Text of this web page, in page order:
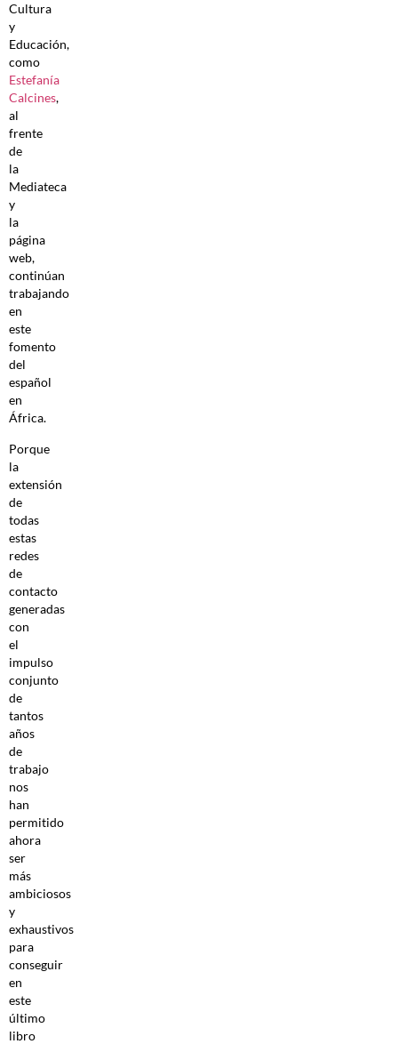
Cultura
y
Educación,
como
Estefanía
Calcines,
al
frente
de
la
Mediateca
y
la
página
web,
continúan
trabajando
en
este
fomento
del
español
en
África.
Porque
la
extensión
de
todas
estas
redes
de
contacto
generadas
con
el
impulso
conjunto
de
tantos
años
de
trabajo
nos
han
permitido
ahora
ser
más
ambiciosos
y
exhaustivos
para
conseguir
en
este
último
libro